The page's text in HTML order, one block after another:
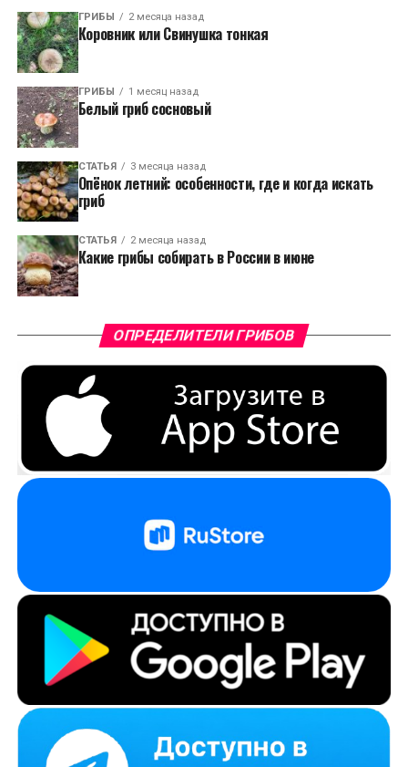
ГРИБЫ 2 месяца назад
Коровник или Свинушка тонкая
ГРИБЫ 1 месяц назад
Белый гриб сосновый
СТАТЬЯ 3 месяца назад
Опёнок летний: особенности, где и когда искать
гриб
СТАТЬЯ 2 месяца назад
Какие грибы собирать в России в июне
ОПРЕДЕЛИТЕЛИ ГРИБОВ